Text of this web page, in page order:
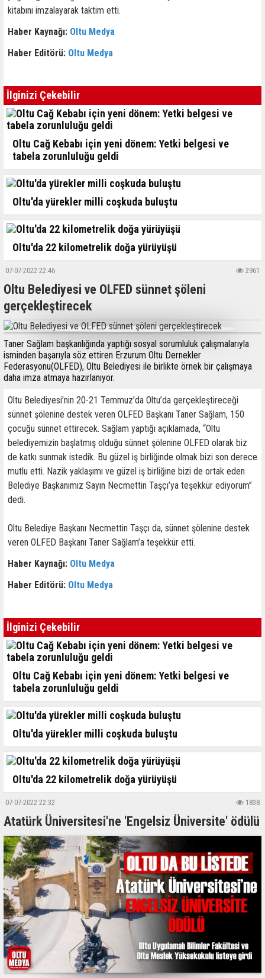
kitabını imzalayarak taktim etti.
Haber Kaynağı: Oltu Medya
Haber Editörü: Oltu Medya
İlginizi Çekebilir
Oltu Cağ Kebabı için yeni dönem: Yetki belgesi ve
tabela zorunluluğu geldi
Oltu'da yürekler milli coşkuda buluştu
Oltu'da 22 kilometrelik doğa yürüyüşü
07-07-2022 22:46 2961
Oltu Belediyesi ve OLFED sünnet şöleni
gerçekleştirecek
Taner Sağlam başkanlığında yaptığı sosyal sorumluluk çalışmalarıyla
isminden başarıyla söz ettiren Erzurum Oltu Dernekler
Federasyonu(OLFED), Oltu Belediyesi ile birlikte örnek bir çalışmaya
daha imza atmaya hazırlanıyor.
Oltu Belediyesi’nin 20-21 Temmuz’da Oltu’da gerçekleştireceği
sünnet şölenine destek veren OLFED Başkanı Taner Sağlam, 150
çocuğu sünnet ettirecek. Sağlam yaptığı açıklamada, “Oltu
belediyemizin başlatmış olduğu sünnet şölenine OLFED olarak biz
de katkı sunmak istedik. Bu güzel iş birliğinde olmak bizi son derece
mutlu etti. Nazik yaklaşımı ve güzel iş birliğine bizi de ortak eden
Belediye Başkanımız Sayın Necmettin Taşçı’ya teşekkür ediyorum”
dedi.
Oltu Belediye Başkanı Necmettin Taşçı da, sünnet şölenine destek
veren OLFED Başkanı Taner Sağlam’a teşekkür etti.
Haber Kaynağı: Oltu Medya
Haber Editörü: Oltu Medya
İlginizi Çekebilir
Oltu Cağ Kebabı için yeni dönem: Yetki belgesi ve
tabela zorunluluğu geldi
Oltu'da yürekler milli coşkuda buluştu
Oltu'da 22 kilometrelik doğa yürüyüşü
07-07-2022 22:32 1838
Atatürk Üniversitesi'ne 'Engelsiz Üniversite' ödülü